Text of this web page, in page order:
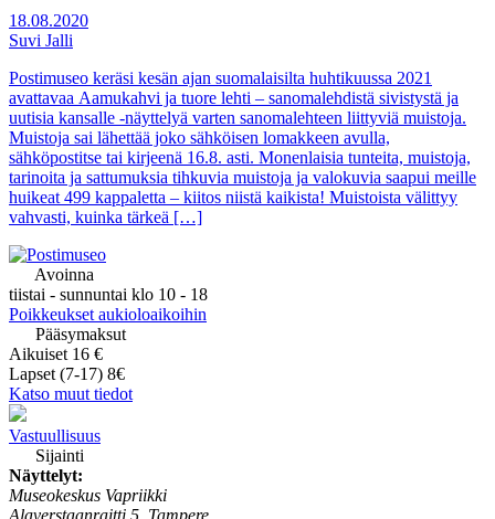
18.08.2020
Suvi Jalli
Postimuseo keräsi kesän ajan suomalaisilta huhtikuussa 2021
avattavaa Aamukahvi ja tuore lehti – sanomalehdistä sivistystä ja
uutisia kansalle -näyttelyä varten sanomalehteen liittyviä muistoja.
Muistoja sai lähettää joko sähköisen lomakkeen avulla,
sähköpostitse tai kirjeenä 16.8. asti. Monenlaisia tunteita, muistoja,
tarinoita ja sattumuksia tihkuvia muistoja ja valokuvia saapui meille
huikeat 499 kappaletta – kiitos niistä kaikista! Muistoista välittyy
vahvasti, kuinka tärkeä […]
Avoinna
tiistai - sunnuntai klo 10 - 18
Poikkeukset aukioloaikoihin
Pääsymaksut
Aikuiset 16 €
Lapset (7-17) 8€
Katso muut tiedot
Vastuullisuus
Sijainti
Näyttelyt:
Museokeskus Vapriikki
Alaverstaanraitti 5, Tampere